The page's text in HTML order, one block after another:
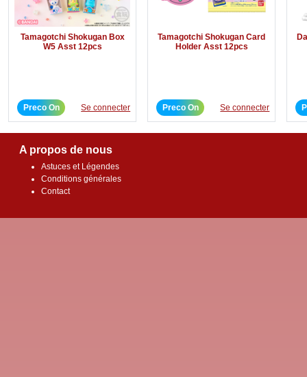
Tamagotchi Shokugan Box
W5 Asst 12pcs
Preco On Se connecter
Tamagotchi Shokugan Card
Holder Asst 12pcs
Preco On Se connecter
A propos de nous
Astuces et Légendes
Conditions générales
Contact